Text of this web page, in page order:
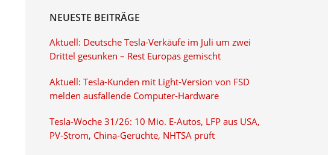
NEUESTE BEITRÄGE
Aktuell: Deutsche Tesla-Verkäufe im Juli um zwei
Drittel gesunken – Rest Europas gemischt
Aktuell: Tesla-Kunden mit Light-Version von FSD
melden ausfallende Computer-Hardware
Tesla-Woche 31/26: 10 Mio. E-Autos, LFP aus USA,
PV-Strom, China-Gerüchte, NHTSA prüft